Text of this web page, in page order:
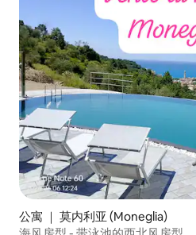
公寓 ｜ 莫内利亚 (Moneglia)